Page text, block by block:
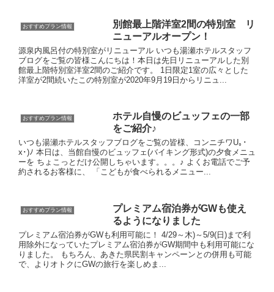
おすすめプラン情報
別館最上階洋室2間の特別室 リ
ニューアルオープン！
源泉内風呂付の特別室がリニューアル いつも湯瀬ホテルスタッフ
ブログをご覧の皆様こんにちは！本日は先日リニューアルした別
館最上階特別室洋室2間のご紹介です。 1日限定1室の広々とした
洋室が2間続いたこの特別室が2020年9月19日からリニュ...
おすすめプラン情報
ホテル自慢のビュッフェの一部
をご紹介♪
いつも湯瀬ホテルスタッフブログをご覧の皆様、コンニチワU｡･
x･)ﾉ 本日は、当館自慢のビュッフェ(バイキング形式)の夕食メニュ
ーを ちょこっとだけ公開しちゃいます。。。♪ よくお電話でご予
約されるお客様に、 「こどもが食べられるメニュー...
おすすめプラン情報
プレミアム宿泊券がGWも使え
るようになりました
プレミアム宿泊券がGWも利用可能に！ 4/29～木)～5/9(日)まで利
用除外になっていたプレミアム宿泊券がGW期間中も利用可能にな
りました。 もちろん、あきた県民割キャンペーンとの併用も可能
で、よりオトクにGWの旅行を楽しめま...